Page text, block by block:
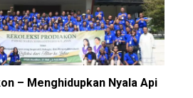
– Menghidupkan Nyala Api